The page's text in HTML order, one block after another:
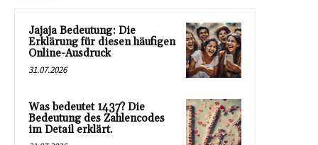
Jajaja Bedeutung: Die
Erklärung für diesen häufigen
Online-Ausdruck
31.07.2026
Was bedeutet 1437? Die
Bedeutung des Zahlencodes
im Detail erklärt.